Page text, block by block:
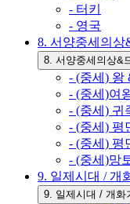
- 터키
- 영국
8. 서양중세의상
8. 서양중세의상&
- (중세) 왕
- (중세)여
- (중세) 귀
- (중세) 평
- (중세) 평
- (중세)망
9. 일제시대 / 개
9. 일제시대 / 개화